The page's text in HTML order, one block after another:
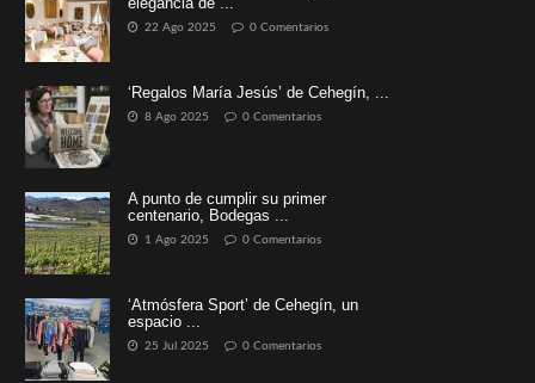
22 Ago 2025 0 Comentarios
‘Regalos María Jesús’ de Cehegín, ...
8 Ago 2025 0 Comentarios
A punto de cumplir su primer
centenario, Bodegas ...
1 Ago 2025 0 Comentarios
‘Atmósfera Sport’ de Cehegín, un
espacio ...
25 Jul 2025 0 Comentarios